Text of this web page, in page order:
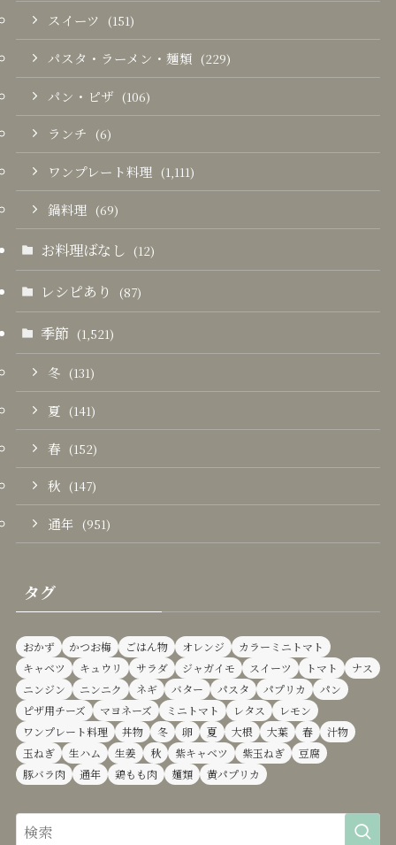
スイーツ (151)
パスタ・ラーメン・麺類 (229)
パン・ピザ (106)
ランチ (6)
ワンプレート料理 (1,111)
鍋料理 (69)
お料理ばなし (12)
レシピあり (87)
季節 (1,521)
冬 (131)
夏 (141)
春 (152)
秋 (147)
通年 (951)
タグ
おかず かつお梅 ごはん物 オレンジ
カラーミニトマト
キャベツ
キュウリ サラダ ジャガイモ スイーツ トマト
ナス
ニンジン
ニンニク ネギ バター パスタ パプリカ
パン
ピザ用チーズ
マヨネーズ ミニトマト レタス
レモン
ワンプレート料理
丼物 冬 卵 夏 大根 大葉 春
汁物
玉ねぎ
生ハム 生姜 秋 紫キャベツ 紫玉ねぎ
豆腐
豚バラ肉
通年 鶏もも肉 麺類 黄パプリカ